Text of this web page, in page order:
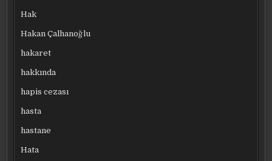
Hak
Hakan Çalhanoğlu
hakaret
hakkında
hapis cezası
hasta
hastane
Hata